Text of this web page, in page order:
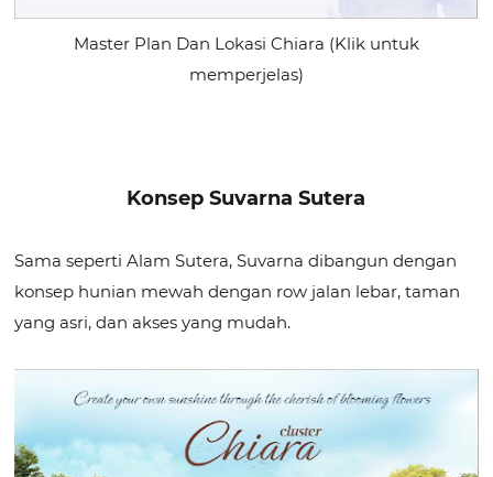
Master Plan Dan Lokasi Chiara (Klik untuk
memperjelas)
Konsep Suvarna Sutera
Sama seperti Alam Sutera, Suvarna dibangun dengan
konsep hunian mewah dengan row jalan lebar, taman
yang asri, dan akses yang mudah.